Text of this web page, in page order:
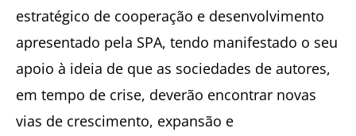
estratégico de cooperação e desenvolvimento
apresentado pela SPA, tendo manifestado o seu
apoio à ideia de que as sociedades de autores,
em tempo de crise, deverão encontrar novas
vias de crescimento, expansão e